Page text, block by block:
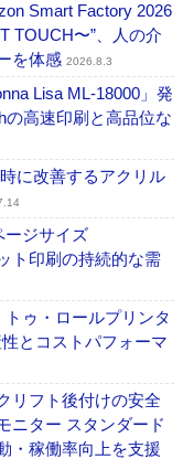
Smart Factory 2026
TOUCH〜”、人の介
を体感 2026.8.3
Lisa ML-18000」発
高速印刷と高品位な
に改善するアクリル
ジサイズ
ト印刷の持続的な需
ゥ・ロールプリンタ
とコストパフォーマ
リフト後付けの安全
ニター スタンダード
・稼働率向上を支援